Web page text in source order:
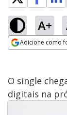
A+
Adicione como
O single
digitais na